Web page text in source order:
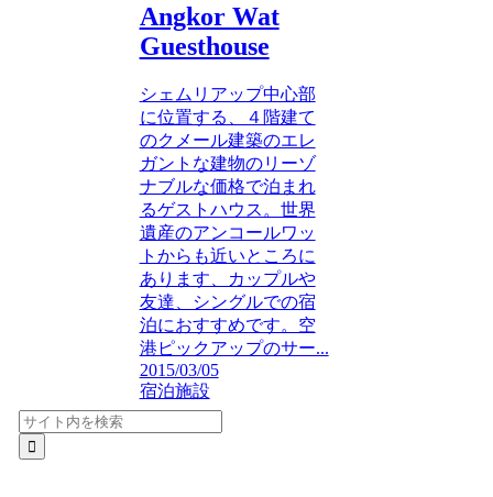
Angkor Wat
Guesthouse
シェムリアップ中心部
に位置する、４階建て
のクメール建築のエレ
ガントな建物のリーゾ
ナブルな価格で泊まれ
るゲストハウス。世界
遺産のアンコールワッ
トからも近いところに
あります、カップルや
友達、シングルでの宿
泊におすすめです。空
港ピックアップのサー...
2015/03/05
宿泊施設